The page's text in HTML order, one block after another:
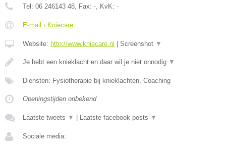
Tel: 06 246143 48 , Fax: - , KvK: -
E-mail › Kniecare
Website: http://www.kniecare.nl Screenshot ▼
Je hebt een knieklacht en daar wil je niet onnodig ▼
Diensten: Fysiotherapie bij knieklachten, Coaching
Openingstijden onbekend
Laatste tweets ▼ Laatste facebook posts ▼
Sociale media: